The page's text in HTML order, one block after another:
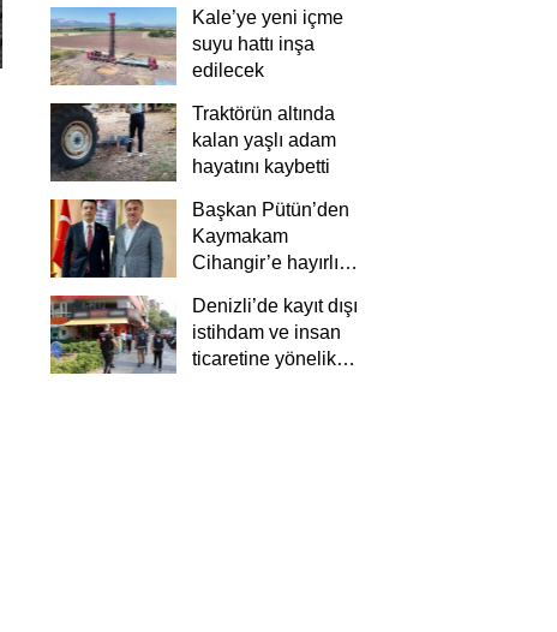
Kale’ye yeni içme
suyu hattı inşa
edilecek
Traktörün altında
kalan yaşlı adam
hayatını kaybetti
Başkan Pütün’den
Kaymakam
Cihangir’e hayırlı
Denizli’de kayıt dışı
istihdam ve insan
ticaretine yönelik